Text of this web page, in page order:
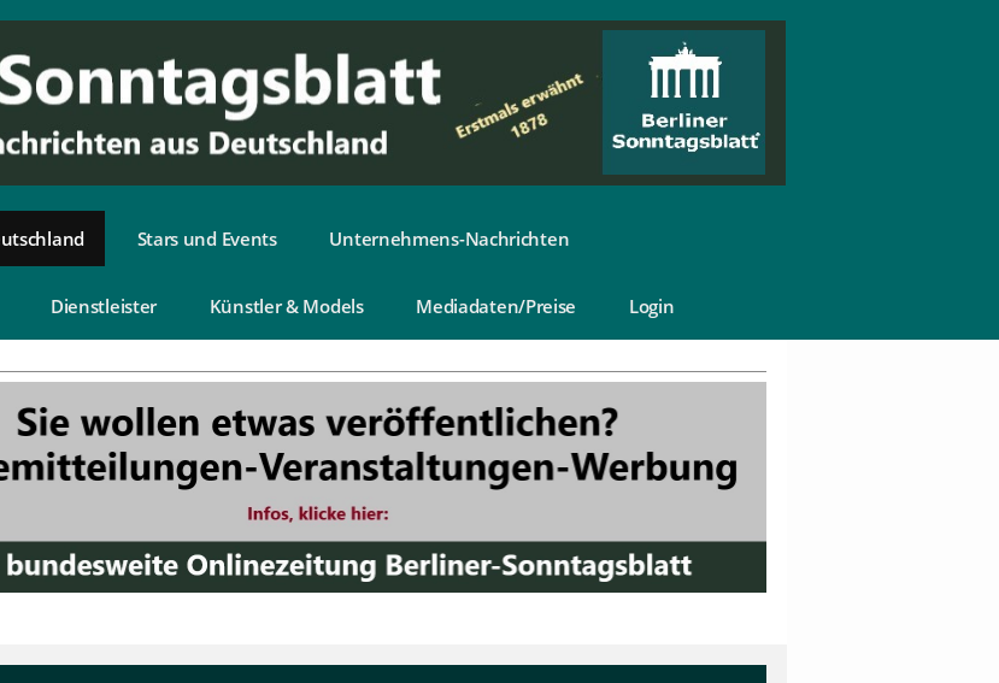
Stars und Events Unternehmens-Nachrichten
Dienstleister Künstler & Models Mediadaten/Preise Login